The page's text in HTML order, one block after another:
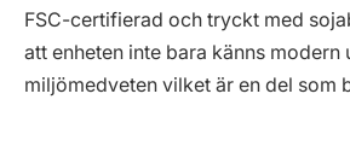
FSC-certifierad och tryckt med
att enheten inte bara känns modern
miljömedveten vilket är en del som